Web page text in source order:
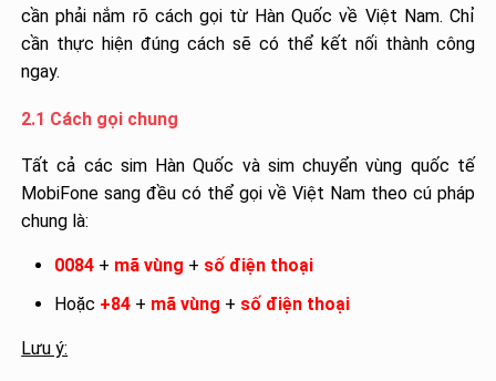
cần phải nắm rõ cách gọi từ Hàn Quốc về Việt Nam. Chỉ
cần thực hiện đúng cách sẽ có thể kết nối thành công
ngay.
2.1 Cách gọi chung
Tất cả các sim Hàn Quốc và sim chuyển vùng quốc tế
MobiFone sang đều có thể gọi về Việt Nam theo cú pháp
chung là:
0084 + mã vùng + số điện thoại
Hoặc +84 + mã vùng + số điện thoại
Lưu ý: